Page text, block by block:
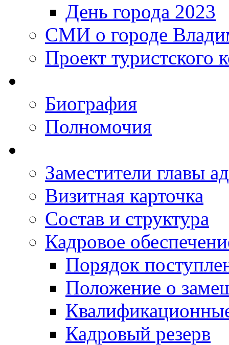
День города 2023
СМИ о городе
Проект туристского
Биография
Полномочия
Заместители главы
Визитная карточка
Состав и структура
Кадровое
Порядок
Положение о
Кадровый резерв